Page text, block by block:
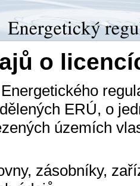
o
ERÚ, o
územích
zásobníky,